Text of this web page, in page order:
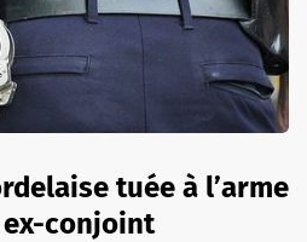
tuée à l’arme
conjoint